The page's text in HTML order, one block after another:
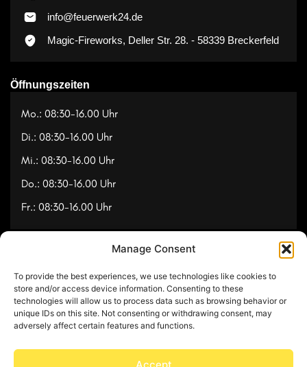
Manage Consent
To provide the best experiences, we use technologies like cookies to
store and/or access device information. Consenting to these
technologies will allow us to process data such as browsing behavior or
unique IDs on this site. Not consenting or withdrawing consent, may
adversely affect certain features and functions.
Accept
info@feuerwerk24.de
Magic-Fireworks, Deller Str. 28. - 58339 Breckerfeld
Öffnungszeiten
Mo.: 08:30-16.00 Uhr
Di.: 08:30-16.00 Uhr
Mi.: 08:30-16.00 Uhr
Do.: 08:30-16.00 Uhr
Fr.: 08:30-16.00 Uhr
Referenzen
Videos
Über uns
Kontakt